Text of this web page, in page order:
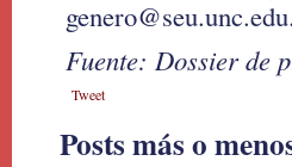
Fuente: Dossier de
Tweet
Posts más o